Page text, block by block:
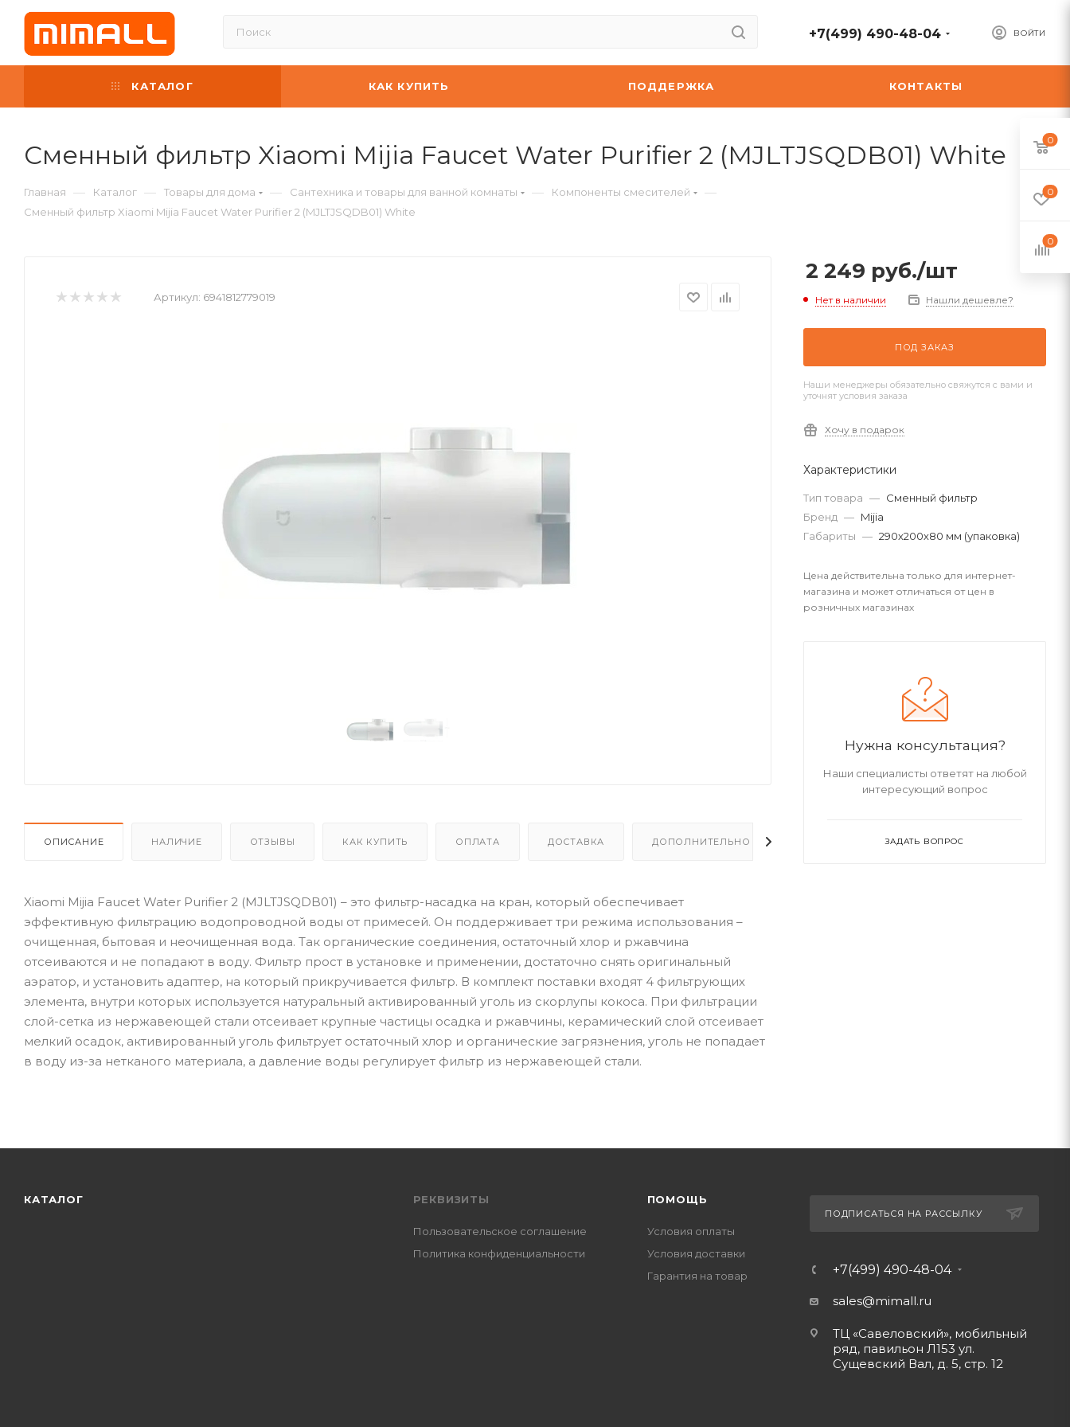
ВОЙТИ
+7(499) 490-48-04
КАТАЛОГ КАК КУПИТЬ ПОДДЕРЖКА КОНТАКТЫ
Сменный фильтр Xiaomi Mijia Faucet Water Purifier 2 (MJLTJSQDB01) White
Главная — Каталог — Товары для дома — Сантехника и товары для ванной комнаты — Компоненты смесителей —
Сменный фильтр Xiaomi Mijia Faucet Water Purifier 2 (MJLTJSQDB01) White
Артикул: 6941812779019
ОПИСАНИЕ НАЛИЧИЕ ОТЗЫВЫ КАК КУПИТЬ ОПЛАТА ДОСТАВКА ДОПОЛНИТЕЛЬНО
Xiaomi Mijia Faucet Water Purifier 2 (MJLTJSQDB01) – это фильтр-насадка на кран, который обеспечивает
эффективную фильтрацию водопроводной воды от примесей. Он поддерживает три режима использования –
очищенная, бытовая и неочищенная вода. Так органические соединения, остаточный хлор и ржавчина
отсеиваются и не попадают в воду. Фильтр прост в установке и применении, достаточно снять оригинальный
аэратор, и установить адаптер, на который прикручивается фильтр. В комплект поставки входят 4 фильтрующих
элемента, внутри которых используется натуральный активированный уголь из скорлупы кокоса. При фильтрации
слой-сетка из нержавеющей стали отсеивает крупные частицы осадка и ржавчины, керамический слой отсеивает
мелкий осадок, активированный уголь фильтрует остаточный хлор и органические загрязнения, уголь не попадает
в воду из-за нетканого материала, а давление воды регулирует фильтр из нержавеющей стали.
2 249 руб./шт
Нет в наличии Нашли дешевле?
ПОД ЗАКАЗ
Наши менеджеры обязательно свяжутся с вами и
уточнят условия заказа
Хочу в подарок
Характеристики
Тип товара — Сменный фильтр
Бренд — Mijia
Габариты — 290х200х80 мм (упаковка)
Цена действительна только для интернет-
магазина и может отличаться от цен в
розничных магазинах
Нужна консультация?
Наши специалисты ответят на любой
интересующий вопрос
ЗАДАТЬ ВОПРОС
КАТАЛОГ РЕКВИЗИТЫ
Пользовательское соглашение
Политика конфиденциальности
ПОМОЩЬ
Условия оплаты
Условия доставки
Гарантия на товар
ПОДПИСАТЬСЯ НА РАССЫЛКУ
+7(499) 490-48-04
sales@mimall.ru
ТЦ «Савеловский», мобильный
ряд, павильон Л153 ул.
Сущевский Вал, д. 5, стр. 12
0
0
0